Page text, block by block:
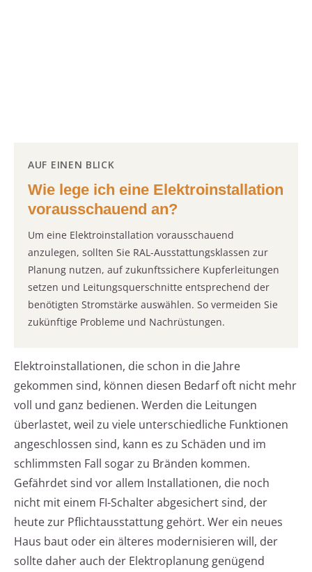
AUF EINEN BLICK
Wie lege ich eine Elektroinstallation
vorausschauend an?
Um eine Elektroinstallation vorausschauend
anzulegen, sollten Sie RAL-Ausstattungsklassen zur
Planung nutzen, auf zukunftssichere Kupferleitungen
setzen und Leitungsquerschnitte entsprechend der
benötigten Stromstärke auswählen. So vermeiden Sie
zukünftige Probleme und Nachrüstungen.
Elektroinstallationen, die schon in die Jahre
gekommen sind, können diesen Bedarf oft nicht mehr
voll und ganz bedienen. Werden die Leitungen
überlastet, weil zu viele unterschiedliche Funktionen
angeschlossen sind, kann es zu Schäden und im
schlimmsten Fall sogar zu Bränden kommen.
Gefährdet sind vor allem Installationen, die noch
nicht mit einem FI-Schalter abgesichert sind, der
heute zur Pflichtausstattung gehört. Wer ein neues
Haus baut oder ein älteres modernisieren will, der
sollte daher auch der Elektroplanung genügend